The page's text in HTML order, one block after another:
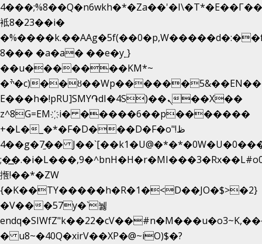
袛8�23��i�
8��� �a�a� ��e�y˿}
��u�������KM*~
�ׯ�c)��ȣ��Wp������5&��EN����*�&&6F��Le��~�P�άv����ui?
E���h�!pRU]SMY֏dI�4S)��ܢ��X��
z^8G=EM҉i� �����6��p�������
+�L�_�*�F�D���D�F�o"ظ!
�4�g�7֦�� J��`[��k1�U@�*�*�0W�U�0����_������äp�)2>�`@n����5DW˃��
揯!��*�ZW
{�K��TY�����h�R�1�<D��JO�$>�2}
�V���57y�`뉋
� u8~�40Q�xirV��XP�@~iO)$�?